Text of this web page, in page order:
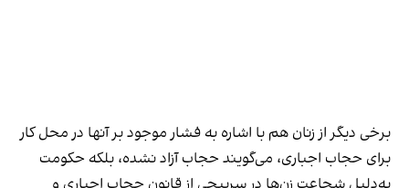
برخی دیگر از زنان هم با اشاره به فشار موجود بر آنها در محل کار
برای حجاب اجباری، می‌گویند حجاب آزاد نشده، بلکه حکومت